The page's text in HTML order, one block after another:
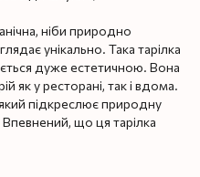
ніби природно
унікально. Така тарілка
дуже естетичною. Вона
як у ресторані, так і вдома.
підкреслює природну
Впевнений, що ця тарілка